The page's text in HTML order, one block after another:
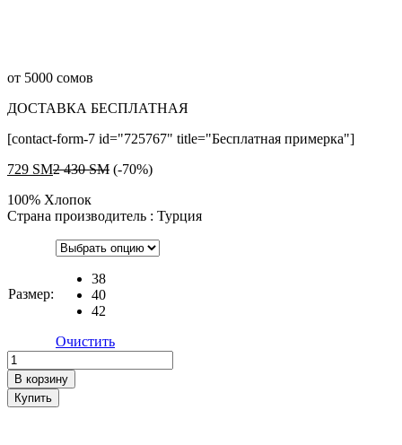
от 5000 сомов
ДОСТАВКА БЕСПЛАТНАЯ
[contact-form-7 id="725767" title="Бесплатная примерка"]
729 ЅМ2 430ЅМ (-70%)
100% Хлопок
Страна производитель : Турция
Размер:
38
40
42
Очистить
Поло
quantity
В корзину
Купить